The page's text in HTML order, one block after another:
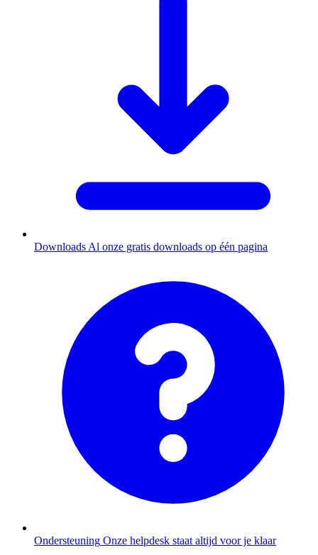
Downloads Al onze gratis downloads op één pagina
Ondersteuning Onze helpdesk staat altijd voor je klaar